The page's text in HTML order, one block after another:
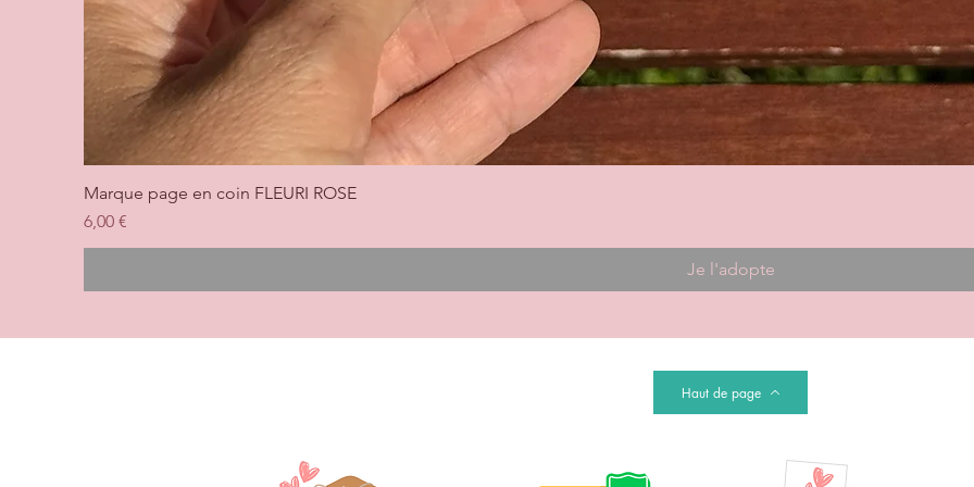
Marque page en coin FLEURI ROSE
Prix
6,00 €
Je l'adopte
Haut de page